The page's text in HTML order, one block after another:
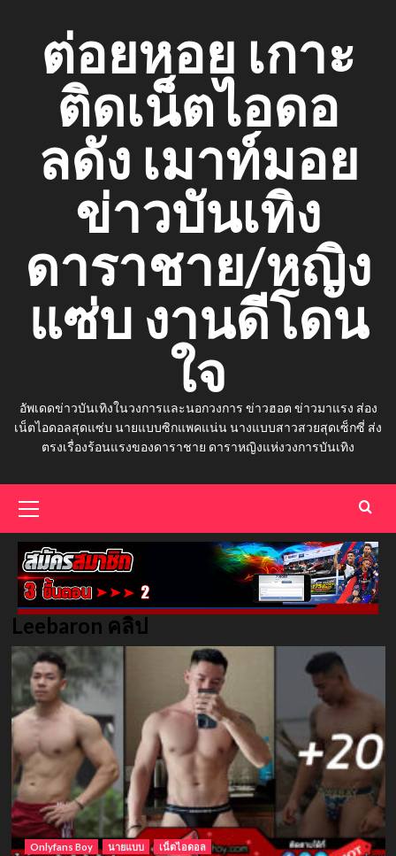
contentต่อยหอย เกาะ
ติดเน็ตไอดอ
ลดัง เมาท์มอย
ข่าวบันเทิง
ดาราชาย/หญิง
แซ่บ งานดีโดน
ใจ
อัพเดดข่าวบันเทิงในวงการและนอกวงการ ข่าวฮอต ข่าวมาแรง ส่อง
เน็ตไอดอลสุดแซ่บ นายแบบซิกแพคแน่น นางแบบสาวสวยสุดเซ็กซี่ ส่ง
ตรงเรื่องร้อนแรงของดาราชาย ดาราหญิงแห่งวงการบันเทิง
Menu
Leebaron คลิป
Onlyfans Boy นายแบบ เน็ตไอดอล